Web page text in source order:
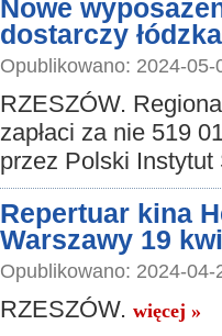
Nowe
dostarczy
Opublikowano: 2024-
RZESZÓW.
zapłaci za nie 519
przez Polski Instytut
Repertuar kina
Warszawy 19
Opublikowano: 2024-
RZESZÓW. więcej »